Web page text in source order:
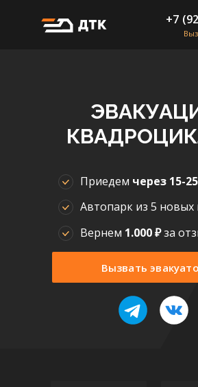
+7
Приедем через 15-
Автопарк из 5
Вернем 1.000 ₽за
Вызвать